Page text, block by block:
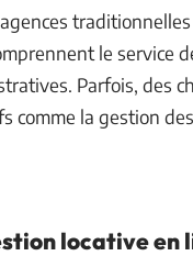
le service
Parfois, des
comme la gestion
locative en